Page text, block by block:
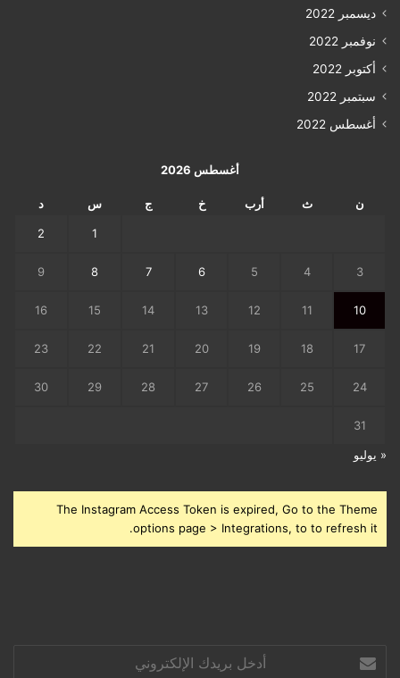
ديسمبر 2022
نوفمبر 2022
أكتوبر 2022
سبتمبر 2022
أغسطس 2022
أغسطس 2026
ن ث أرب خ ج س د
1
2
3
4
5
6
7
8
9
10
11
12
13
14
15
16
17
18
19
20
21
22
23
24
25
26
27
28
29
30
31
« يوليو
The Instagram Access Token is expired, Go to the Theme
options page > Integrations, to to refresh it.
بريدك